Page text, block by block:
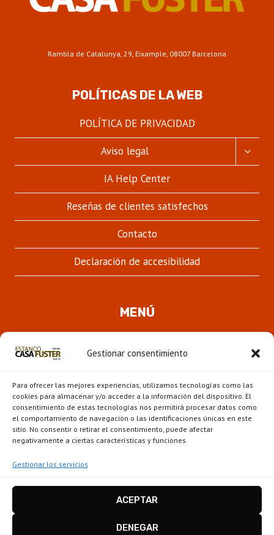
Gestionar consentimiento
Para ofrecer las mejores experiencias, utilizamos tecnologías como las
cookies para almacenar y/o acceder a la información del dispositivo. El
consentimiento de estas tecnologías nos permitirá procesar datos como
el comportamiento de navegación o las identificaciones únicas en este
sitio. No consentir o retirar el consentimiento, puede afectar
negativamente a ciertas características y funciones.
Gestionar los servicios
ACEPTAR
DENEGAR
Rambla de Catalunya, 29, Eixample, 08007 Barcelona
POLÍTICAS DE LA WEB
POLÍTICA DE PRIVACIDAD
Aviso legal
IA Help Center
Reseñas de clientes satisfechos
Contacto
Declaración de accesibilidad
MENÚ
HIJO
Novedades
Escaparate
Disseny i configuracióigualada.online